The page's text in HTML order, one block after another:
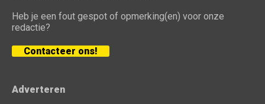
Heb je een fout gespot of opmerking(en) voor onze
redactie?
Contacteer ons!
Adverteren